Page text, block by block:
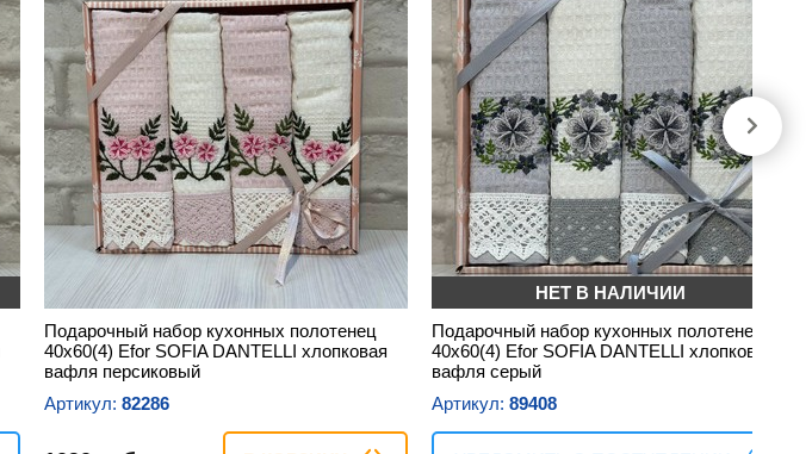
Подарочный набор кухонных полотенец
40х60(4) Efor SOFIA DANTELLI хлопковая
вафля персиковый
Артикул: 82286
НЕТ В НАЛИЧИИ
Подарочный набор кухонных полотенец
40х60(4) Efor SOFIA DANTELLI хлопковая
вафля серый
Артикул: 89408